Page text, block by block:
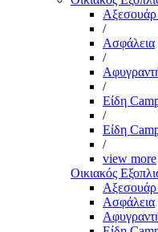
Αξεσουάρ
/
Ασφάλεια
/
/
Είδη
/
Είδη
/
view more
Οικιακός
Αξεσουάρ
Ασφάλεια